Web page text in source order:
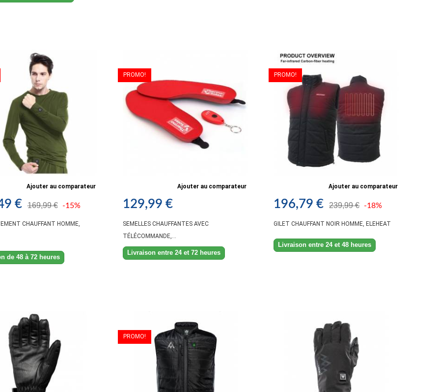
Ajouter au comparateur
€ 169,99 € -15%
CHAUFFANT HOMME,
de 48 à 72 heures
PROMO!
Ajouter au comparateur
129,99 €
SEMELLES CHAUFFANTES AVEC
TÉLÉCOMMANDE,...
Livraison entre 24 et 72 heures
PROMO!
Ajouter au comparateur
196,79 € 239,99 € -18%
GILET CHAUFFANT NOIR HOMME, ELEHEAT
Livraison entre 24 et 48 heures
PROMO!